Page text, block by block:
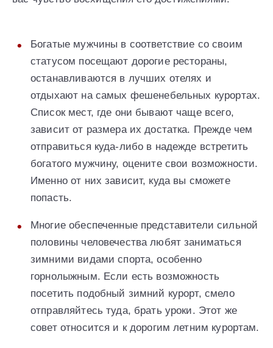
Богатые мужчины в соответствие со своим
статусом посещают дорогие рестораны,
останавливаются в лучших отелях и
отдыхают на самых фешенебельных курортах.
Список мест, где они бывают чаще всего,
зависит от размера их достатка. Прежде чем
отправиться куда-либо в надежде встретить
богатого мужчину, оцените свои возможности.
Именно от них зависит, куда вы сможете
попасть.
Многие обеспеченные представители сильной
половины человечества любят заниматься
зимними видами спорта, особенно
горнолыжным. Если есть возможность
посетить подобный зимний курорт, смело
отправляйтесь туда, брать уроки. Этот же
совет относится и к дорогим летним курортам.